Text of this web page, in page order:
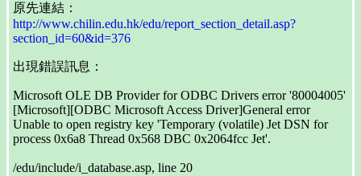
原先連結：
http://www.chilin.edu.hk/edu/report_section_detail.asp?
section_id=60&id=376
出現錯誤訊息：
Microsoft OLE DB Provider for ODBC Drivers error '80004005'
[Microsoft][ODBC Microsoft Access Driver]General error
Unable to open registry key 'Temporary (volatile) Jet DSN for
process 0x6a8 Thread 0x568 DBC 0x2064fcc Jet'.
/edu/include/i_database.asp, line 20